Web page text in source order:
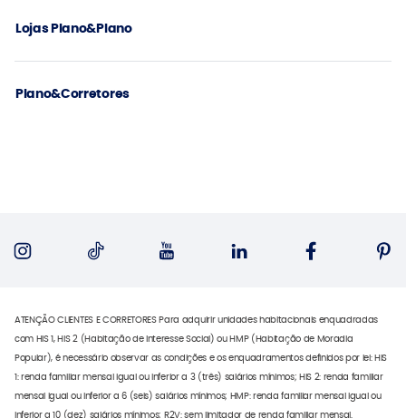
Lojas Plano&Plano
Plano&Corretores
ATENÇÃO CLIENTES E CORRETORES Para adquirir unidades habitacionais enquadradas
com HIS 1, HIS 2 (Habitação de Interesse Social) ou HMP (Habitação de Moradia
Popular), é necessário observar as condições e os enquadramentos definidos por lei: HIS
1: renda familiar mensal igual ou inferior a 3 (três) salários mínimos; HIS 2: renda familiar
mensal igual ou inferior a 6 (seis) salários mínimos; HMP: renda familiar mensal igual ou
inferior a 10 (dez) salários mínimos; R2V: sem limitador de renda familiar mensal.